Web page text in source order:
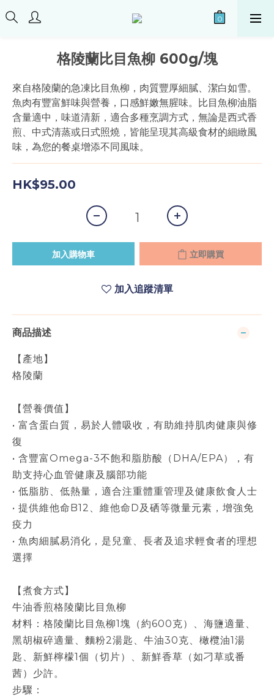
格陵蘭比目魚柳 600g/塊
來自格陵蘭的急凍比目魚柳，肉質豐厚細膩、潔白如雪。
魚肉有豐富鮮味與營養，口感鮮嫩無腥味。比目魚柳油脂
含量適中，味道清新，適合多種烹調方式，無論是西式香
煎、中式清蒸或日式照燒，皆能呈現其高級食材的細緻風
味，為您的餐桌增添不同風味。
HK$95.00
加入購物車 立即購買
加入追蹤清單
商品描述
【產地】
格陵蘭
【營養價值】
• 富含蛋白質，易於人體吸收，有助維持肌肉健康與修
復
• 含豐富Omega-3不飽和脂肪酸（DHA/EPA），有
助支持心血管健康及腦部功能
• 低脂肪、低熱量，適合注重體重管理及健康飲食人士
• 提供維他命B12、維他命D及硒等微量元素，增強免
疫力
• 魚肉細膩易消化，是兒童、長者及追求輕食者的理想
選擇
【煮食方式】
牛油香煎格陵蘭比目魚柳
材料：格陵蘭比目魚柳1塊（約600克）、海鹽適量、
黑胡椒碎適量、麵粉2湯匙、牛油30克、橄欖油1湯
匙、新鮮檸檬1個（切片）、新鮮香草（如刁草或番
茜）少許。
步驟：